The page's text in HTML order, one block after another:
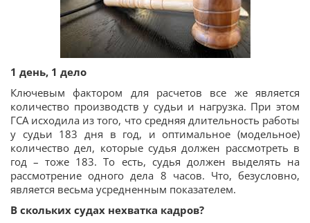
1 день, 1 дело
Ключевым фактором для расчетов все же является
количество производств у судьи и нагрузка. При этом
ГСА исходила из того, что средняя длительность работы
у судьи 183 дня в год, и оптимальное (модельное)
количество дел, которые судья должен рассмотреть в
год – тоже 183. То есть, судья должен выделять на
рассмотрение одного дела 8 часов. Что, безусловно,
является весьма усредненным показателем.
В скольких судах нехватка кадров?